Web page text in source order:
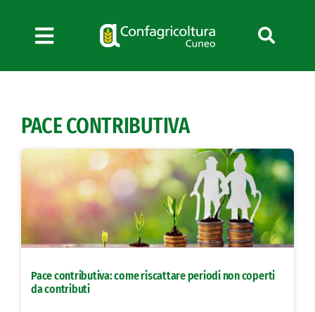
contenuto
Toggle
Navigation
News
Bandi
Formazione
Convenzioni
L’Agricoltore cuneese
Lavora con noi
PACE CONTRIBUTIVA
Pace contributiva: come riscattare periodi non coperti
da contributi